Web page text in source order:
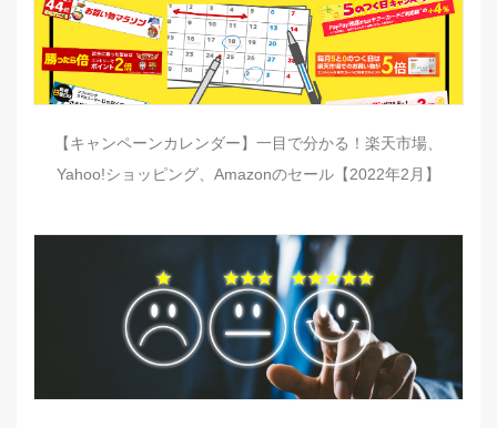
【キャンペーンカレンダー】一目で分かる！楽天市場、
Yahoo!ショッピング、Amazonのセール【2022年2月】